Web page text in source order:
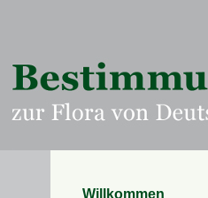
Willkommen